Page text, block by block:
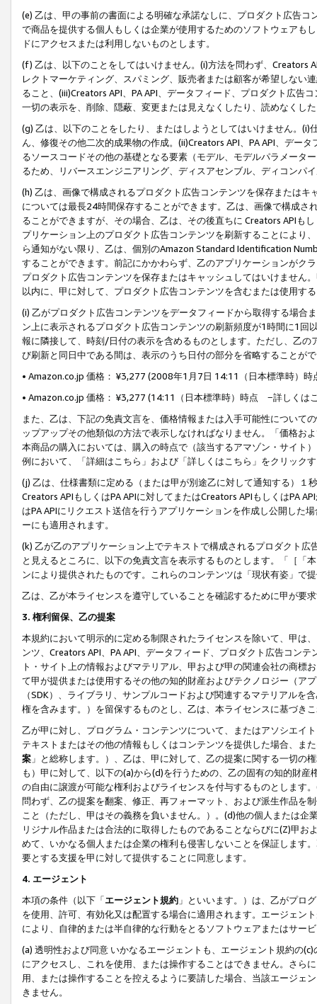
(e) 乙は、甲の事前の書面による明確な承諾なしに、プロダクト広告
で商品を提供する個人もしくは企業が使用するためのソフトウェアも
ドにアクセスまたは利用しないものとします。
(f) 乙は、以下のことをしてはいけません。(i)方法を問わず、Creators
レクトマーケティング、スパミング、販売者または顧客が希望しない
ること、(iii)Creators API、PA API、データフィード、プロダクト広告
一切の表示を、削除、隠蔽、変更または見えなくしたり、読めなくし
(g) 乙は、以下のことをしたり、またはしようとしてはいけません。
ん、修復その他二次的成果物の作成。(ii)Creators API、PA API、デー
るソースコードその他の基礎となる要素（モデル、モデルパラメータ
るため、リバースエンジニアリング、ディスアセンブル、ディコンパ
(h) 乙は、画像で構成されるプロダクト広告コンテンツを保存または
については最長24時間保存することができます。乙は、画像で構成
ることができますが、その場合、乙は、その後直ちに Creators APIも
プリケーション上のプロダクト広告コンテンツを刷新することにより
ら通知がない限り、乙は、個別のAmazon Standard Identification
することができます。前記にかかわらず、乙のアプリケーションがク
プロダクト広告コンテンツを保存またはキャッシュしてはいけません
以内に、甲に対して、プロダクト広告コンテンツを含むまたは使用す
(i) 乙がプロダクト広告コンテンツをデータフィードから取得する場合
ン上に表示されるプロダクト広告コンテンツの刷新頻度が1時間に1
報に隣接して、時刻/日付の表示を含めるものとします。ただし、乙
び刷新と同日中である間は、表示のうち日付の部分を省略することが
• Amazon.co.jp 価格： ¥3,277 (2008年1月7日 14:11（日本標準時）
• Amazon.co.jp 価格： ¥3,277 (14:11（日本標準時）時点 −詳しくは
また、乙は、下記の免責文言を、価格情報または入手可能性について
ップアップその他類似の方法で表示しなければなりません。「価格
本商品の購入においては、購入の時点で（該当するアマゾン・サイト
例において、「詳細はこちら」および「詳しくはこちら」をクリック
(j) 乙は、仕様書類に定める（または甲が別途乙に対して通知する）
Creators APIもしくはPA APIに対してまたはCreators APIもしくはPA
はPA APIにリクエスト送信を行うアプリケーションを作成し公開した
ーにも適用されます。
(k) 乙が乙のアプリケーション上でテキストで構成されるプロダクト
と見えるところに、以下の免責文言を表示するものとします。「［「
ンにより提供されたものです。これらのコンテンツは「現状有姿」で
乙は、乙が本ライセンスを遵守していることを確認するために甲が要
3. 権利留保、乙の提案
本規約において明示的に定める制限されたライセンスを除いて、甲は
ンツ、Creators API、PA API、データフィード、プロダクト広告コン
ト・サイト上の情報およびマテリアル、甲および甲の関連会社の商
て甲が提供または使用するその他の知的財産およびテクノロジー（ア
（SDK）、ライブラリ、サンプルコードおよび関連するマテリアル
権を含みます。）を留保するものとし、乙は、本ライセンスに基づき
乙が甲に対し、プログラム・コンテンツについて、またはアソシエイ
テキストまたはその他の情報もしくはコンテンツを提供した場合、ま
案 」と総称します。）、乙は、甲に対して、乙の提案に関する一切
も）甲に対して、以下の(a)から(d)を行うための、乙の固有の知的財
の自由に譲渡が可能な権利およびライセンスを付与するものとします
問わず、乙の提案を翻案、修正、再フォーマット、および派生作品を
こと（ただし、甲はその義務を負いません。）。(d)他の個人または
リジナル作品または合法的に取得したものであることならびに(Z)甲
めて、いかなる個人または企業の権利も侵害しないことを保証します
要とする支援を甲に対して提供することに同意します。
4. エージェント
本項の条件（以下「エージェント規約 」といいます。）は、乙がプロ
を使用、許可、有効化又は配置する場合に適用されます。エージェン
により、自律的または半自律的な行動をとるソフトウェアまたはサー
(a) 透明性および同意 いかなるエージェントも、エージェント規約の
にアクセスし、これを使用、または操作することはできません。さら
用、または操作することを控えるように要請した場合、当該エージェ
きません。